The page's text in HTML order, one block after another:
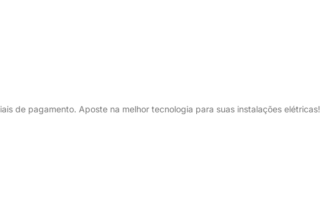
de pagamento. Aposte na melhor tecnologia para suas instalações elétricas!